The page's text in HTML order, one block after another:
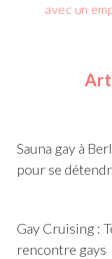
avec un
Sauna gay à
pour se
Gay Cruising :
rencontre gays